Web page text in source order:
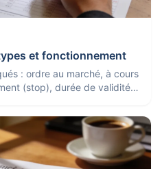
et fonctionnement
: ordre au marché, à cours
(stop), durée de validité